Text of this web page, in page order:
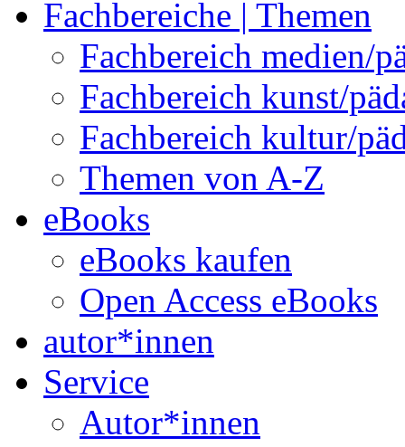
Fachbereiche | Themen
Fachbereich medien/
Fachbereich kunst/
Fachbereich kultur/
Themen von A-Z
eBooks
eBooks kaufen
Open Access eBooks
autor*innen
Service
Autor*innen